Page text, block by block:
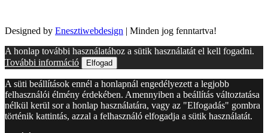
Designed by Enesztiwebdesign | Minden jog fenntartva!
A honlap további használatához a sütik használatát el kell fogadni.
További információ
Elfogad
A süti beállítások ennél a honlapnál engedélyezett a legjobb
felhasználói élmény érdekében. Amennyiben a beállítás változtatása
nélkül kerül sor a honlap használatára, vagy az "Elfogadás" gombra
történik kattintás, azzal a felhasználó elfogadja a sütik használatát.